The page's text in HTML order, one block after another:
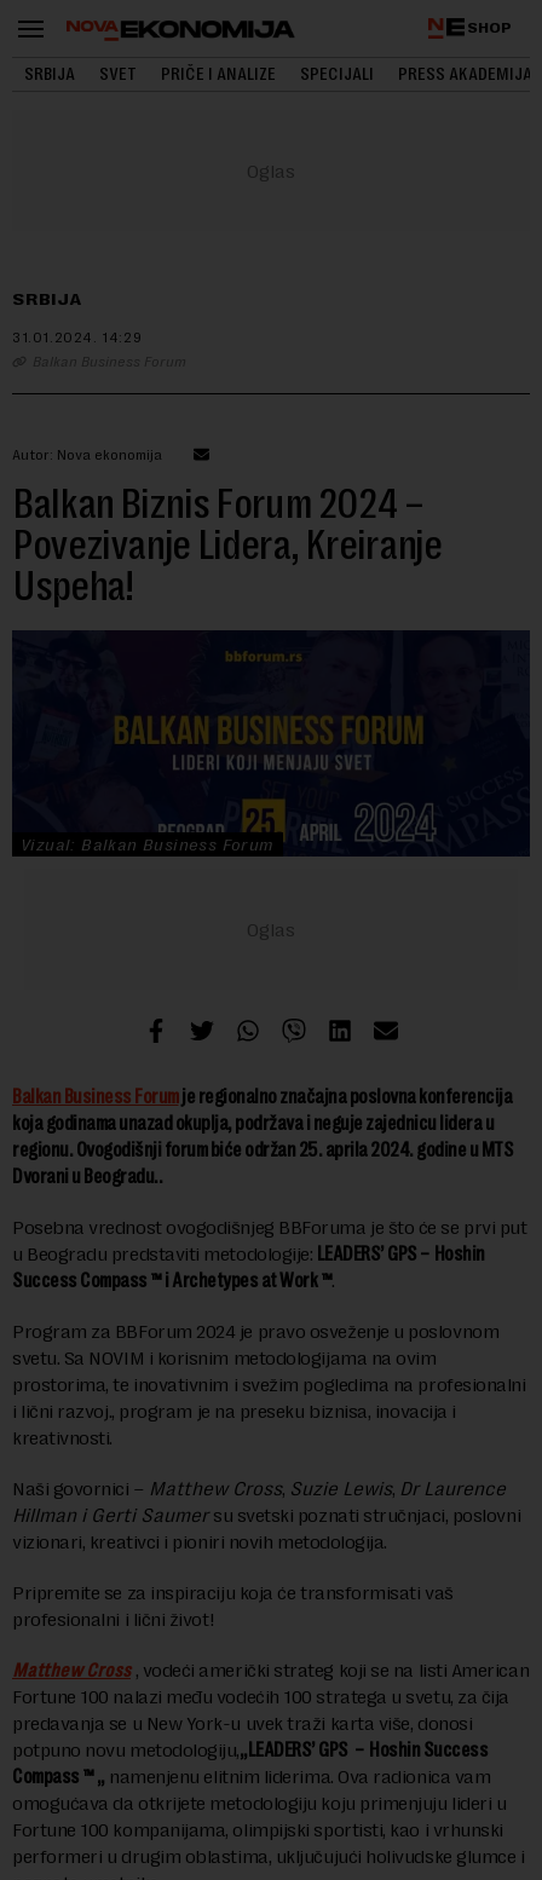
SHOP
SRBIJA SVET PRIČE I ANALIZE SPECIJALI PRESS AKADEMIJA
SRBIJA
31.01.2024. 14:29
Balkan Business Forum
Autor: Nova ekonomija
Balkan Biznis Forum 2024 –
Povezivanje Lidera, Kreiranje
Uspeha!
Vizual: Balkan Business Forum
Balkan Business Forumje regionalno značajna poslovna konferencija
koja godinama unazad okuplja, podržava i neguje zajednicu lidera u
regionu. Ovogodišnji forum biće održan 25. aprila 2024. godine u MTS
Dvorani u Beogradu..
Posebna vrednost ovogodišnjeg BBForuma je što će se prvi put
u Beogradu predstaviti metodologije: LEADERS’ GPS – Hoshin
Success Compass ™ i Archetypes at Work ™.
Program za BBForum 2024 je pravo osveženje u poslovnom
svetu. Sa NOVIM i korisnim metodologijama na ovim
prostorima, te inovativnim i svežim pogledima na profesionalni
i lični razvoj., program je na preseku biznisa, inovacija i
kreativnosti.
Naši govornici – Matthew Cross, Suzie Lewis, Dr Laurence
Hillman i Gerti Saumer su svetski poznati stručnjaci, poslovni
vizionari, kreativci i pioniri novih metodologija.
Pripremite se za inspiraciju koja će transformisati vaš
profesionalni i lični život!
Matthew Cross, vodeći američki strateg koji se na listi American
Fortune 100 nalazi među vodećih 100 stratega u svetu, za čija
predavanja se u New York-u uvek traži karta više, donosi
potpuno novu metodologiju,„LEADERS’ GPS – Hoshin Success
Compass ™ „ namenjenu elitnim liderima. Ova radionica vam
omogućava da otkrijete metodologiju koju primenjuju lideri u
Fortune 100 kompanijama, olimpijski sportisti, kao i vrhunski
performeri u drugim oblastima, uključujući holivudske glumce i